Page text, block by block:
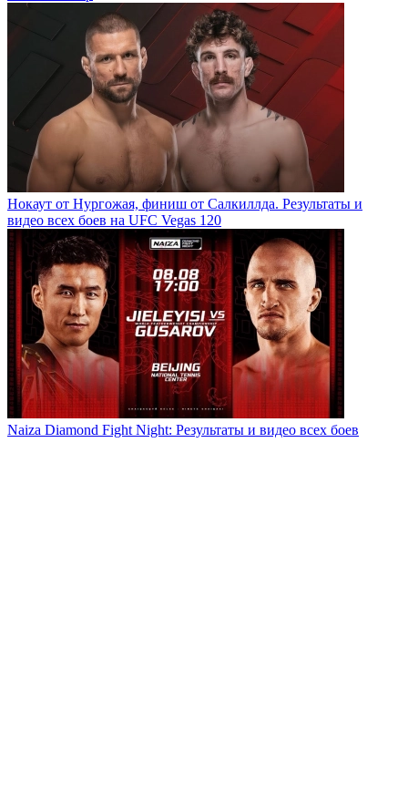
Нокаут от Нургожая, финиш от Салкиллда. Результаты и
видео всех боев на UFC Vegas 120
Naiza Diamond Fight Night: Результаты и видео всех боев